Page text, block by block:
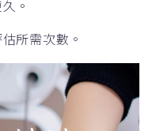
。
所需次數。